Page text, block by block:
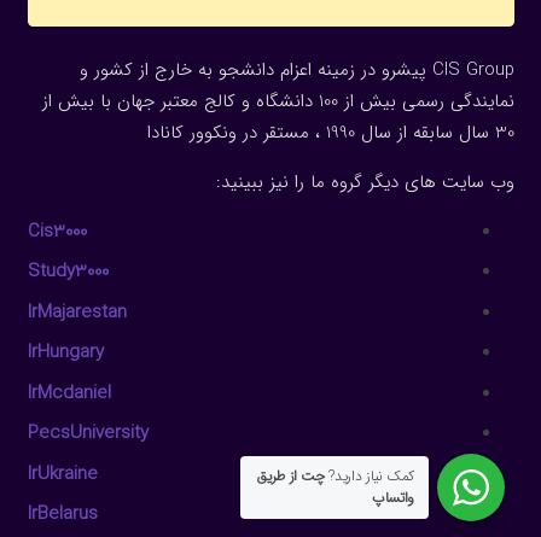
CIS Group پیشرو در زمینه اعزام دانشجو به خارج از کشور و
نمایندگی رسمی بیش از 100 دانشگاه و کالج معتبر جهان با بیش از
30 سال سابقه از سال 1990 ، مستقر در ونکوور کانادا
وب سایت های دیگر گروه ما را نیز ببینید:
Cis3000
Study3000
IrMajarestan
IrHungary
IrMcdaniel
PecsUniversity
IrUkraine
IrBelarus
کمک نیاز دارید?چت از طریق
واتساپ